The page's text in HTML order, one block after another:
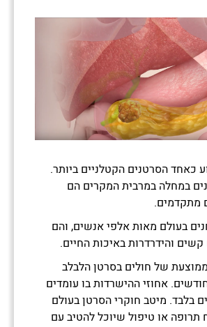
כאחד הסרטנים הקטלניים ביותר.
במחלה במרבית המקרים הם
מתקדמים.
בעולם מאות אלפי אנשים, והם
והידרדרות באיכות החיים.
של חולים בסרטן הלבלב
אחוזי ההישרדות בו עומדים
בלבד. מיטב חוקרי הסרטן בעולם
תרופה או טיפול שיוכל להטיב עם